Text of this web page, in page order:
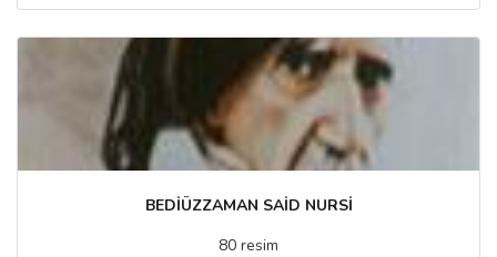
BEDİÜZZAMAN SAİD NURSİ
80 resim